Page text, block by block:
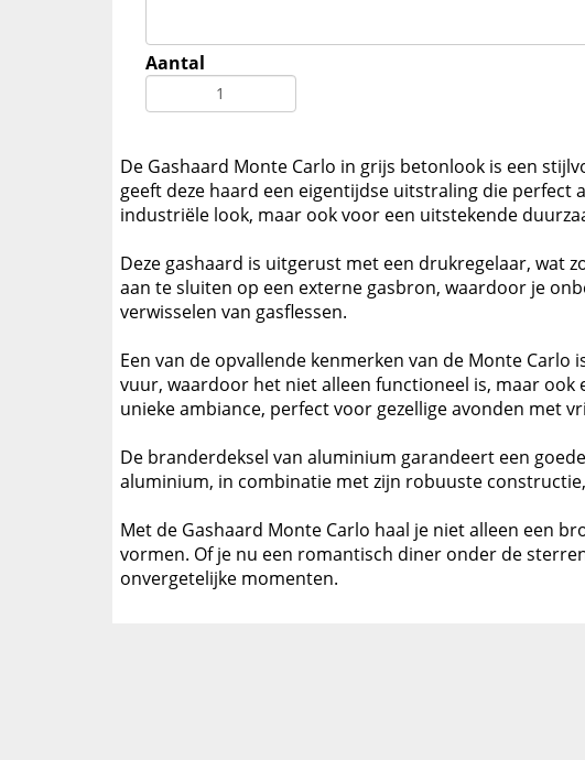
Aantal
De Gashaard Monte Carlo in grijs betonlook is een
geeft deze haard een eigentijdse uitstraling die
industriële look, maar ook voor een uitstekende
Deze gashaard is uitgerust met een drukregelaar, wat
aan te sluiten op een externe gasbron, waardoor je
verwisselen van gasflessen.
Een van de opvallende kenmerken van de Monte
vuur, waardoor het niet alleen functioneel is, maar ook
unieke ambiance, perfect voor gezellige avonden met
De branderdeksel van aluminium garandeert een
aluminium, in combinatie met zijn robuuste
Met de Gashaard Monte Carlo haal je niet alleen een
vormen. Of je nu een romantisch diner onder de
onvergetelijke momenten.